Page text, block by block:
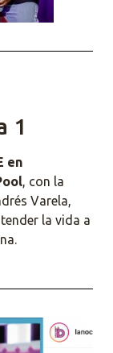
1
en
, con la
Varela,
la vida a